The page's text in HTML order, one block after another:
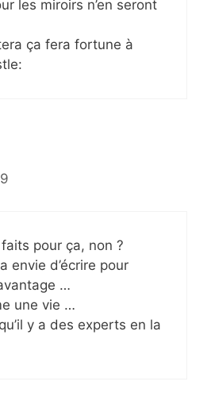
les miroirs n’en seront
ça fera fortune à
pour ça, non ?
envie d’écrire pour
…
une vie …
y a des experts en la